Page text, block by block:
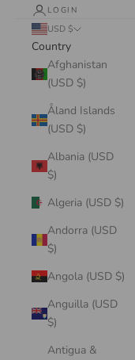
LOGIN
USD $
Country
Afghanistan
(USD $)
Åland Islands
(USD $)
Albania (USD
$)
Algeria (USD $)
Andorra (USD
$)
Angola (USD $)
Anguilla (USD
$)
Antigua &